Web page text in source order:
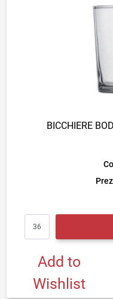
BICCHIERE
Add to
Wishlist